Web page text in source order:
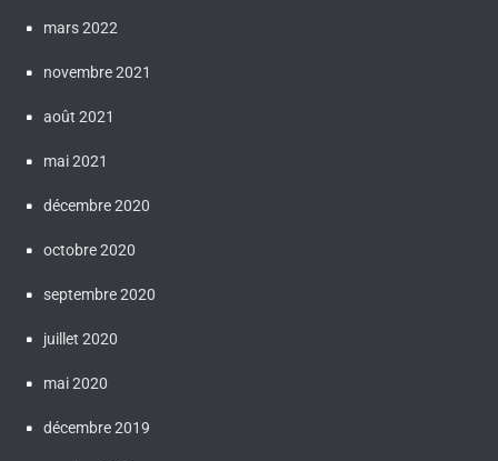
mars 2022
novembre 2021
août 2021
mai 2021
décembre 2020
octobre 2020
septembre 2020
juillet 2020
mai 2020
décembre 2019